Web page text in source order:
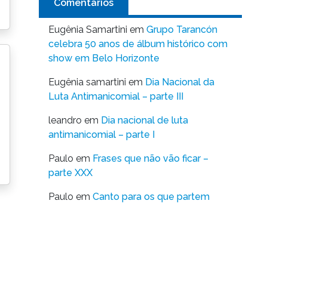
Comentários
Eugênia Samartini em Grupo Tarancón
celebra 50 anos de álbum histórico com
show em Belo Horizonte
Eugênia samartini em Dia Nacional da
Luta Antimanicomial – parte III
leandro em Dia nacional de luta
antimanicomial – parte I
Paulo em Frases que não vão ficar –
parte XXX
Paulo em Canto para os que partem